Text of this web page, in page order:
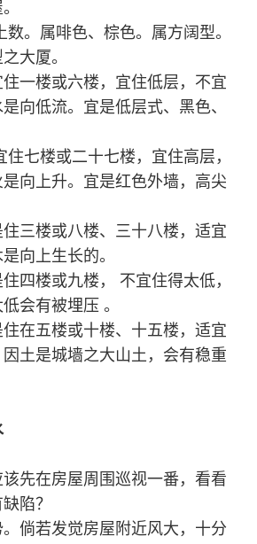
。属啡色、棕色。属方阔型。
大厦。
一楼或六楼，宜住低层，不宜
向低流。宜是低层式、黑色、
七楼或二十七楼，宜住高层，
向上升。宜是红色外墙，高尖
三楼或八楼、三十八楼，适宜
向上生长的。
四楼或九楼， 不宜住得太低，
会有被埋压 。
在五楼或十楼、十五楼，适宜
土是城墙之大山土，会有稳重
先在房屋周围巡视一番，看看
陷？
倘若发觉房屋附近风大，十分